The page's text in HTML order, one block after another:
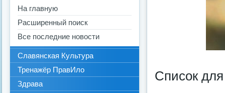
Список
На главную
Расширенный поиск
Все последние новости
Славянская Культура
Тренажёр ПравИло
Здрава